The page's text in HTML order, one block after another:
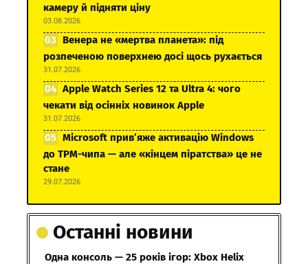
камеру й підняти ціну
03.08.2026
Венера не «мертва планета»: під
розпеченою поверхнею досі щось рухається
31.07.2026
Apple Watch Series 12 та Ultra 4: чого
чекати від осінніх новинок Apple
31.07.2026
Microsoft прив’яже активацію Windows
до TPM-чипа — але «кінцем піратства» це не
стане
29.07.2026
Останні новини
Одна консоль — 25 років ігор: Xbox Helix